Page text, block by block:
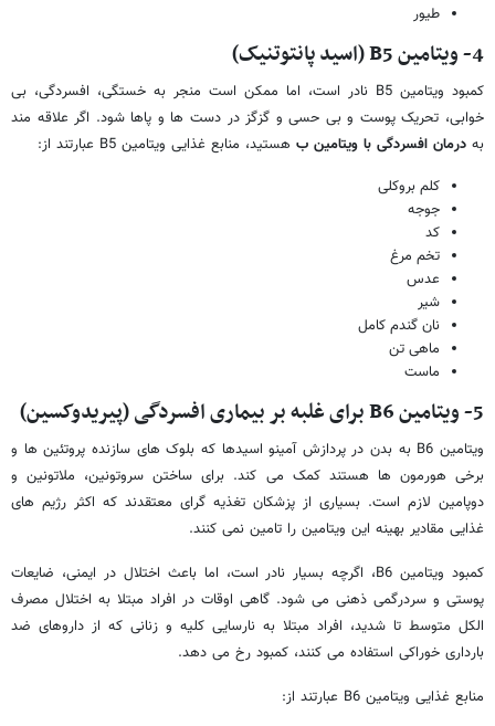
طیور
4- ویتامین B5(اسید پانتوتنیک)
کمبود ویتامین B5 نادر است، اما ممکن است منجر به خستگی، افسردگی، بی
خوابی، تحریک پوست و بی حسی و گزگز در دست ها و پاها شود. اگر علاقه مند
به درمان افسردگی با ویتامین ب هستید، منابع غذایی ویتامین B5 عبارتند از:
کلم بروکلی
جوجه
کد
تخم مرغ
عدس
شیر
نان گندم کامل
ماهی تن
ماست
5- ویتامین B6برای غلبه بر بیماری افسردگی (پیریدوکسین)
ویتامین B6 به بدن در پردازش آمینو اسیدها که بلوک های سازنده پروتئین ها و
برخی هورمون ها هستند کمک می کند. برای ساختن سروتونین، ملاتونین و
دوپامین لازم است. بسیاری از پزشکان تغذیه گرای معتقدند که اکثر رژیم های
غذایی مقادیر بهینه این ویتامین را تامین نمی کنند.
کمبود ویتامین B6، اگرچه بسیار نادر است، اما باعث اختلال در ایمنی، ضایعات
پوستی و سردرگمی ذهنی می شود. گاهی اوقات در افراد مبتلا به اختلال مصرف
الکل متوسط تا شدید، افراد مبتلا به نارسایی کلیه و زنانی که از داروهای ضد
بارداری خوراکی استفاده می کنند، کمبود رخ می دهد.
منابع غذایی ویتامین B6 عبارتند از: